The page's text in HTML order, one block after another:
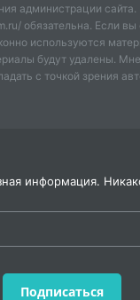
администрации
обязательна. Если
используются
будут удалены.
с точкой зрения
информация.
Подписаться